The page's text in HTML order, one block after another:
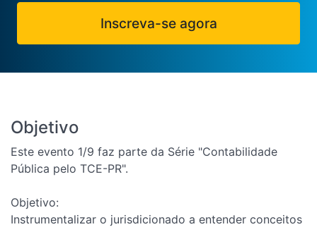
Inscreva-se agora
Objetivo
Este evento 1/9 faz parte da Série "Contabilidade
Pública pelo TCE-PR".
Objetivo:
Instrumentalizar o jurisdicionado a entender conceitos